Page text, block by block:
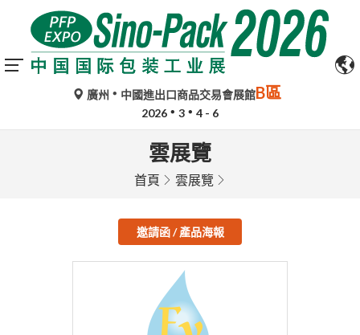
廣州 中國進出口商品交易會展館B區
2026 3 4 - 6
雲展覽
首頁 雲展覽
邀請函 / 產品海報